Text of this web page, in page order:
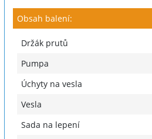
Obsah balení:
Držák prutů
Pumpa
Úchyty na vesla
Vesla
Sada na lepení